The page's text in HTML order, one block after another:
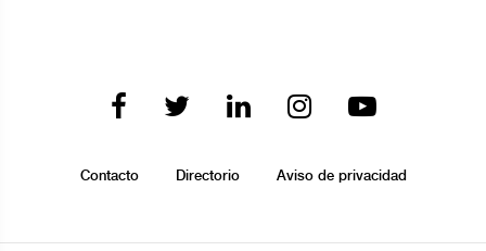
Contacto Directorio Aviso de privacidad